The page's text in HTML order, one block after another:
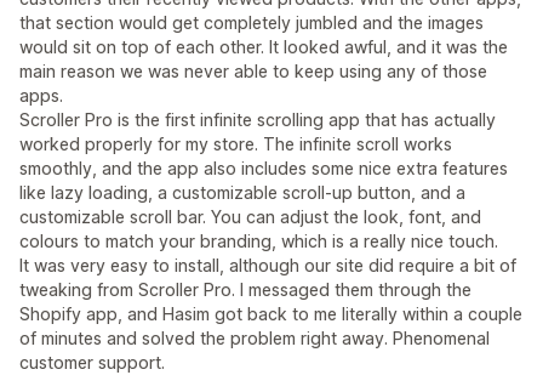
that section would get completely jumbled and the images
would sit on top of each other. It looked awful, and it was the
main reason we was never able to keep using any of those
apps.
Scroller Pro is the first infinite scrolling app that has actually
worked properly for my store. The infinite scroll works
smoothly, and the app also includes some nice extra features
like lazy loading, a customizable scroll-up button, and a
customizable scroll bar. You can adjust the look, font, and
colours to match your branding, which is a really nice touch.
It was very easy to install, although our site did require a bit of
tweaking from Scroller Pro. I messaged them through the
Shopify app, and Hasim got back to me literally within a couple
of minutes and solved the problem right away. Phenomenal
customer support.